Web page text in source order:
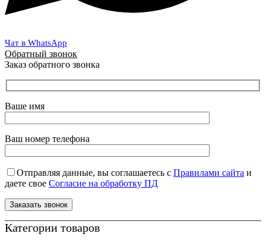
Чат в WhatsApp
Обратный звонок
Заказ обратного звонка
Ваше имя
Ваш номер телефона
Отправляя данные, вы соглашаетесь с Правилами сайта и
даете свое Согласие на обработку ПД
Категории товаров